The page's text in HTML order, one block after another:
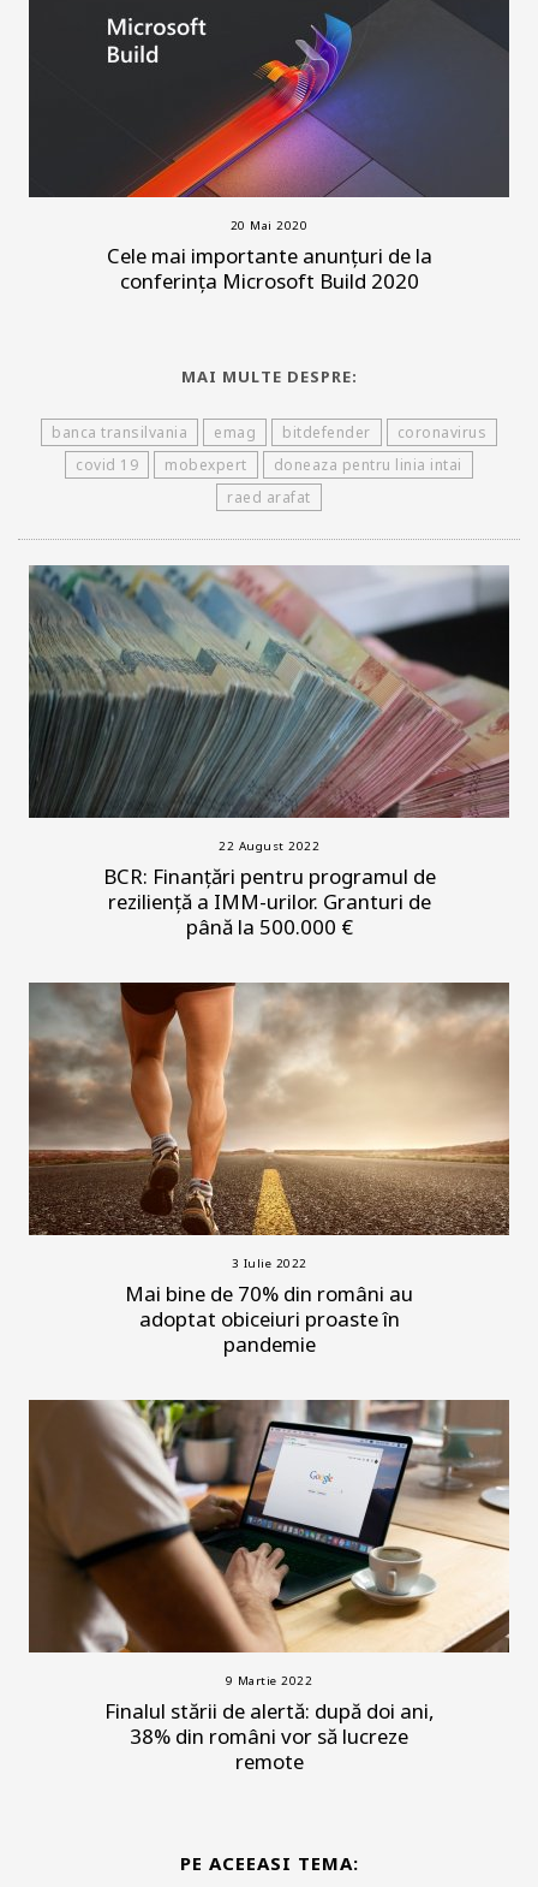
20 Mai 2020
Cele mai importante anunțuri de la
conferința Microsoft Build 2020
MAI MULTE DESPRE:
banca transilvania emag bitdefender
coronavirus
covid 19
mobexpert
doneaza pentru linia intai
raed arafat
22 August 2022
BCR: Finanțări pentru programul de
reziliență a IMM-urilor. Granturi de
până la 500.000 €
3 Iulie 2022
Mai bine de 70% din români au
adoptat obiceiuri proaste în
pandemie
9 Martie 2022
Finalul stării de alertă: după doi ani,
38% din români vor să lucreze
remote
PE ACEEASI TEMA: